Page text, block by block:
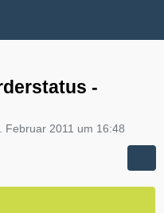
-
Februar 2011 um 16:48